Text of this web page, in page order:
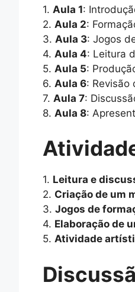
1. Aula 1:
2. Aula 2:
3. Aula 3: Jogos
4. Aula 4: Leitura
5. Aula 5:
6. Aula 6: Revisão
7. Aula 7:
8. Aula 8:
1. Leitura e
2. Criação de um
3. Jogos de
4. Elaboração de
5. Atividade